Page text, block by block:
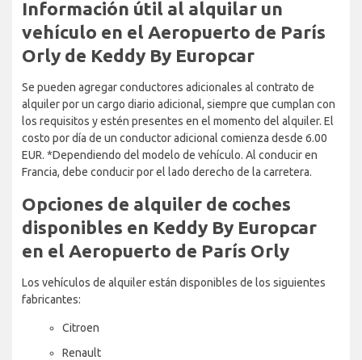
Información útil al alquilar un
vehículo en el Aeropuerto de París
Orly de Keddy By Europcar
Se pueden agregar conductores adicionales al contrato de
alquiler por un cargo diario adicional, siempre que cumplan con
los requisitos y estén presentes en el momento del alquiler. El
costo por día de un conductor adicional comienza desde 6.00
EUR. *Dependiendo del modelo de vehículo. Al conducir en
Francia, debe conducir por el lado derecho de la carretera.
Opciones de alquiler de coches
disponibles en Keddy By Europcar
en el Aeropuerto de París Orly
Los vehículos de alquiler están disponibles de los siguientes
fabricantes:
Citroen
Renault